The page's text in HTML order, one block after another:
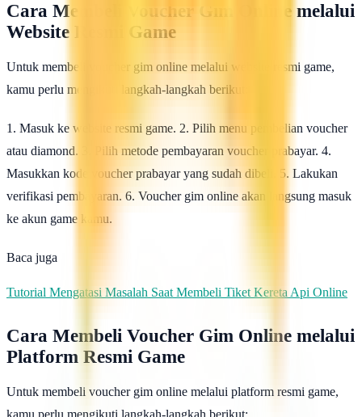
Cara Membeli Voucher Gim Online melalui
Website Resmi Game
Untuk membeli voucher gim online melalui website resmi game,
kamu perlu mengikuti langkah-langkah berikut:
1. Masuk ke website resmi game. 2. Pilih menu pembelian voucher
atau diamond. 3. Pilih metode pembayaran voucher prabayar. 4.
Masukkan kode voucher prabayar yang sudah dibeli. 5. Lakukan
verifikasi pembayaran. 6. Voucher gim online akan langsung masuk
ke akun game kamu.
Baca juga
Tutorial Mengatasi Masalah Saat Membeli Tiket Kereta Api Online
Cara Membeli Voucher Gim Online melalui
Platform Resmi Game
Untuk membeli voucher gim online melalui platform resmi game,